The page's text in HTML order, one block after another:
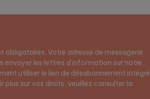
obligatoires. Votre adresse de messagerie
envoyer les lettres d’information sur notre
utiliser le lien de désabonnement intégré
plus sur vos droits, veuillez consulter la